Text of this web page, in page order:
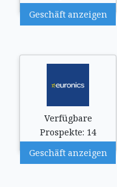
Geschäft anzeigen
Verfügbare
Prospekte: 14
Geschäft anzeigen